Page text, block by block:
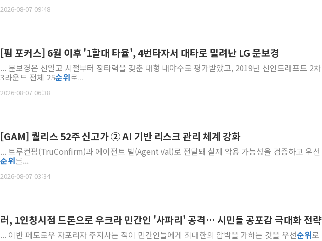
2026-08-07 09:48
[핌 포커스] 6월 이후 '1할대 타율', 4번타자서 대타로 밀려난 LG 문보경
... 문보경은 신일고 시절부터 장타력을 갖춘 대형 내야수로 평가받았고, 2019년 신인드래프트 2차
3라운드 전체 25순위로...
2026-08-07 06:38
[GAM] 퀄리스 52주 신고가 ② AI 기반 리스크 관리 체계 강화
... 트루컨펌(TruConfirm)과 에이전트 발(Agent Val)로 전달돼 실제 악용 가능성을 검증하고 우선
순위를...
2026-08-07 03:34
러, 1인칭시점 드론으로 우크라 민간인 '사파리' 공격… 시민들 공포감 극대화 전략
... 이반 페도로우 자포리자 주지사는 적이 민간인들에게 최대한의 압박을 가하는 것을 우선순위로